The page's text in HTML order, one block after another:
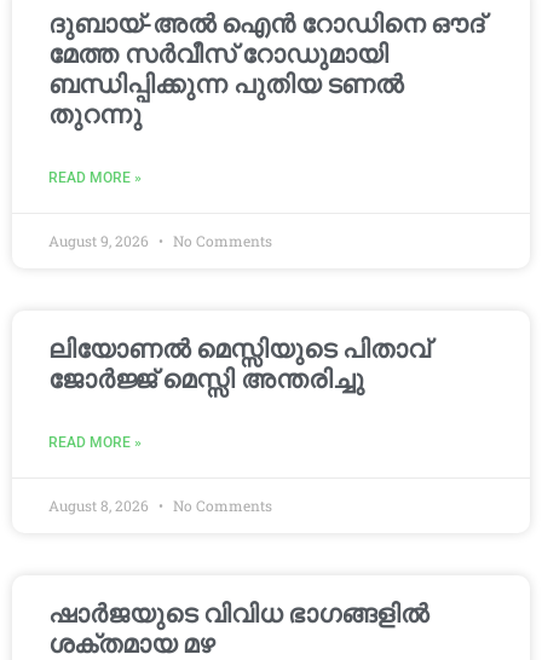
ദുബായ്-അൽ ഐൻ റോഡിനെ ഔദ്
മേത്ത സർവീസ് റോഡുമായി
ബന്ധിപ്പിക്കുന്ന പുതിയ ടണൽ
തുറന്നു
READ MORE »
August 9, 2026 No Comments
ലിയോണൽ മെസ്സിയുടെ പിതാവ്
ജോർജ്ജ് മെസ്സി അന്തരിച്ചു
READ MORE »
August 8, 2026 No Comments
ഷാർജയുടെ വിവിധ ഭാഗങ്ങളിൽ
ശക്തമായ മഴ